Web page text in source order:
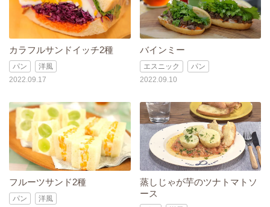
カラフルサンドイッチ2種
パン
洋風
2022.09.17
バインミー
エスニック
パン
2022.09.10
フルーツサンド2種
パン
洋風
蒸しじゃが芋のツナトマトソ
ース